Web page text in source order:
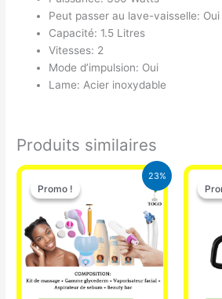
Peut passer au lave-vaisselle: Oui
Capacité: 1.5 Litres
Vitesses: 2
Mode d’impulsion: Oui
Lame: Acier inoxydable
Produits similaires
23%
Promo !
Promo !
Le
prix
initial
était :
65.000 CFA.
Le
prix
actuel
est :
49.900 CFA.